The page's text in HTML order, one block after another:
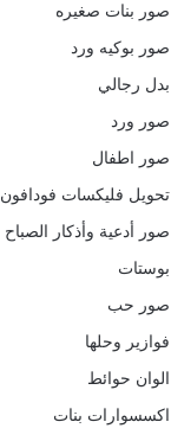
صور بنات صغيره
صور بوكيه ورد
بدل رجالي
صور ورد
صور اطفال
تحويل فليكسات فودافون
صور أدعية وأذكار الصباح
بوستات
صور حب
فوازير وحلها
الوان حوائط
اكسسوارات بنات